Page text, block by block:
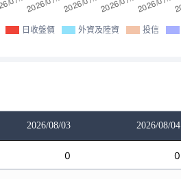
日收盤價 外資及陸資 投信
2026/08/03 2026/08/04
0 0